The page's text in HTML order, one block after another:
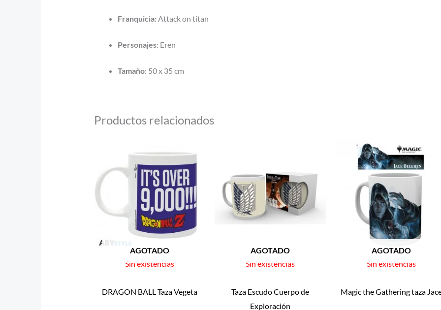
Franquicia: Attack on titan
Personajes: Eren
Tamaño: 50 x 35 cm
Productos relacionados
AGOTADO
Sin existencias
DRAGON BALL Taza Vegeta
AGOTADO
Sin existencias
Taza Escudo Cuerpo de
Exploración
AGOTADO
Sin existencias
Magic the Gathering taza